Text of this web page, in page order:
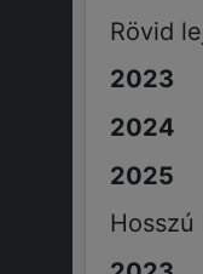
Rövid